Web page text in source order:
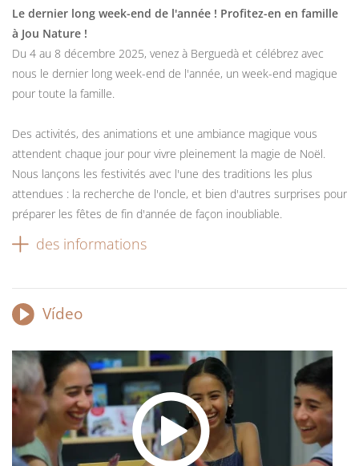
Le dernier long week-end de l'année ! Profitez-en en famille
à Jou Nature !
Du 4 au 8 décembre 2025, venez à Berguedà et célébrez avec
nous le dernier long week-end de l'année, un week-end magique
pour toute la famille.
Des activités, des animations et une ambiance magique vous
attendent chaque jour pour vivre pleinement la magie de Noël.
Nous lançons les festivités avec l'une des traditions les plus
attendues : la recherche de l'oncle, et bien d'autres surprises pour
préparer les fêtes de fin d'année de façon inoubliable.
des informations
Vídeo